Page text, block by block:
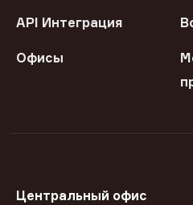
API Интеграция
Офисы
Центральный офис